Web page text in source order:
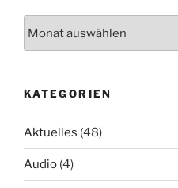
KATEGORIEN
Aktuelles (48)
Audio (4)